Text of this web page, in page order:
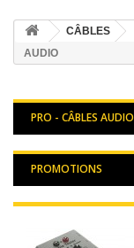
CÂBLES
AUDIO
PRO - CÂBLES AUDIO
PROMOTIONS